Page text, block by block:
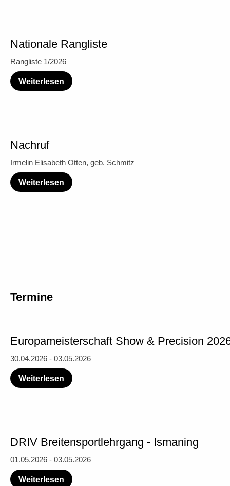
Nationale Rangliste
Rangliste 1/2026
Weiterlesen
Nachruf
Irmelin Elisabeth Otten, geb. Schmitz
Weiterlesen
Termine
Europameisterschaft Show & Precision
30.04.2026 - 03.05.2026
Weiterlesen
DRIV Breitensportlehrgang - Ismaning
01.05.2026 - 03.05.2026
Weiterlesen